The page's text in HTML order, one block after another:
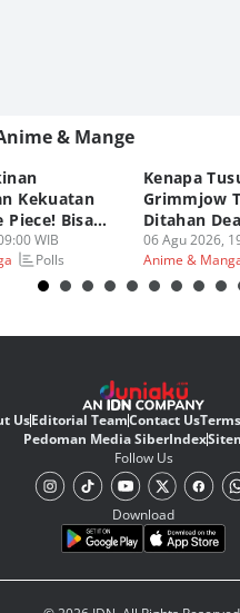
& Mange
Kekuatan
Piece! Bisa
WIB
Polls
Kenapa
Grimmjow
Ditahan
Askin
06 Agu 2026,
Anime &
UsEditorial TeamContact Us
Pedoman Media SiberIndex
Follow Us
Download